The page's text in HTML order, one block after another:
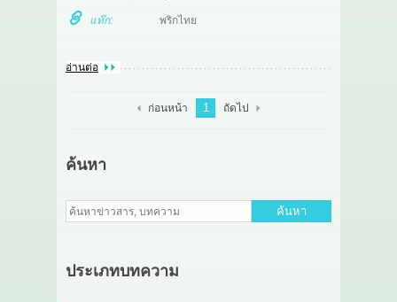
แท๊ก: พริกไทย
อ่านต่อ
ก่อนหน้า 1 ถัดไป
ค้นหา
ค้นหา
ประเภทบทความ